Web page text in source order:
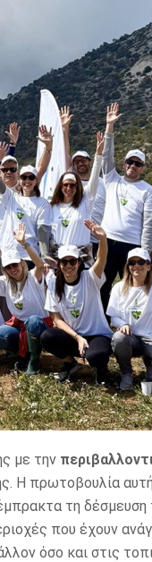
με την
Η πρωτοβουλία
τη δέσμευση
που έχουν
όσο και στις